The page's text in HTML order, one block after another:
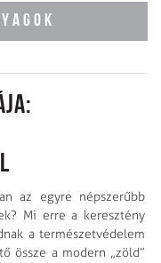
az egyre népszerűbb
Mi erre a keresztény
a természetvédelem
össze a modern „zöld”